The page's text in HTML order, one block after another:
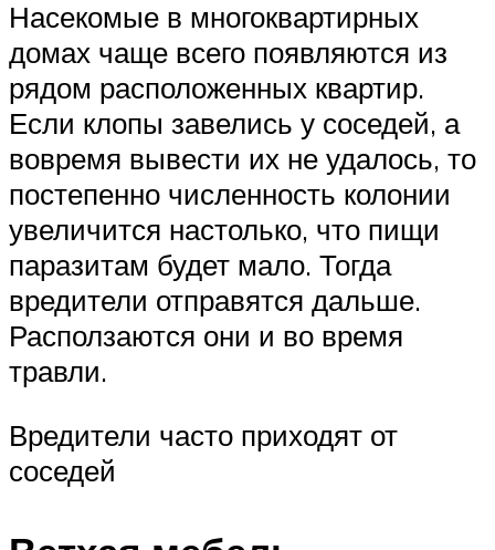
Насекомые в многоквартирных
домах чаще всего появляются из
рядом расположенных квартир.
Если клопы завелись у соседей, а
вовремя вывести их не удалось, то
постепенно численность колонии
увеличится настолько, что пищи
паразитам будет мало. Тогда
вредители отправятся дальше.
Расползаются они и во время
травли.
Вредители часто приходят от
соседей